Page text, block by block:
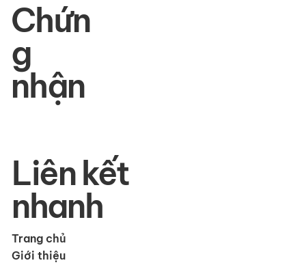
Liên kết
nhanh
Trang chủ
Giới thiệu
Chứn
g
nhận